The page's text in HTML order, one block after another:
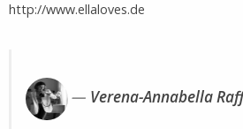
http://www.ellaloves.de
Verena-Annabella